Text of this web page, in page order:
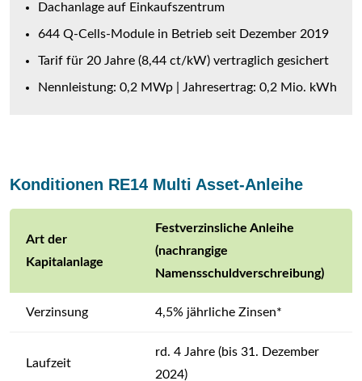
Dachanlage auf Einkaufszentrum
644 Q-Cells-Module in Betrieb seit Dezember 2019
Tarif für 20 Jahre (8,44 ct/kW) vertraglich gesichert
Nennleistung: 0,2 MWp | Jahresertrag: 0,2 Mio. kWh
Konditionen RE14 Multi Asset-Anleihe
Art der
Kapitalanlage
Festverzinsliche Anleihe
(nachrangige
Namensschuldverschreibung)
Verzinsung 4,5% jährliche Zinsen*
Laufzeit
rd. 4 Jahre (bis 31. Dezember
2024)